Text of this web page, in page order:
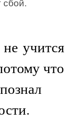
сбой.
учится
что